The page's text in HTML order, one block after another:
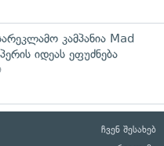
კამპანია Mad
იდეას ეფუძნება
ჩვენ შესახებ